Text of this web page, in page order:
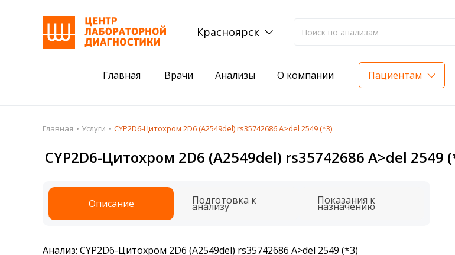
Красноярск
Главная Врачи Анализы О компании Пациентам
Пациентам
Акции
Подготовка к анализам
Получить результаты
Акции
Комплексный анализ на жирорастворимые витамины —
Сдать клеща на анализ для проверки на наличие
Главная Услуги CYP2D6-Цитохром 2D6 (A2549del) rs35742686 A>del 2549 (*3)
CYP2D6-Цитохром 2D6 (A2549del) rs35742686 A>del 2549
Описание Подготовка к
анализу Показания к
назначению
Анализ: CYP2D6-Цитохром 2D6 (A2549del) rs35742686 A>del 2549 (*3)